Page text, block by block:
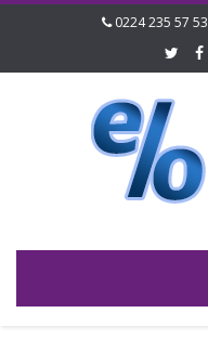
0224 235 57 53